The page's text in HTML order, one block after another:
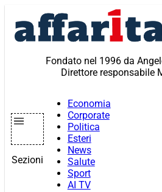
contenuto
Fondato nel 1996 da
Direttore responsabile
Sezioni
Economia
Corporate
Politica
Esteri
News
Salute
Sport
AI TV